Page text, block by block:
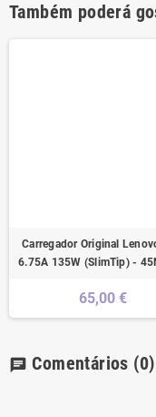
Também poderá
Carregador Original
6.75A 135W (SlimTip) -
65,00 €
chat Comentários (0)